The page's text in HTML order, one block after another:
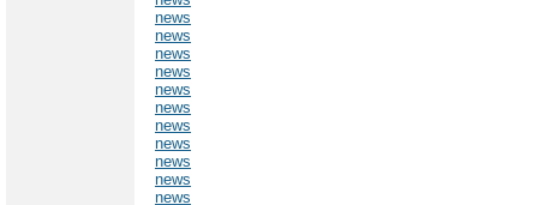
news
news
news
news
news
news
news
news
news
news
news